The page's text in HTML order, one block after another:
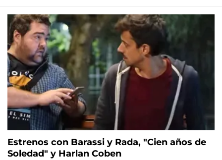
Estrenos con Barassi y Rada, "Cien años de
Soledad" y Harlan Coben